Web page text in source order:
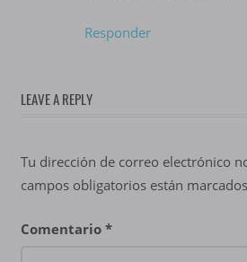
Responder
LEAVE A REPLY
Tu dirección de correo electrónico
campos obligatorios están
Comentario *